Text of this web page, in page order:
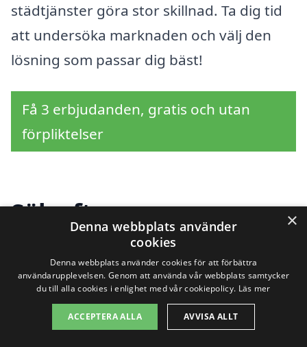
städtjänster göra stor skillnad. Ta dig tid
att undersöka marknaden och välj den
lösning som passar dig bäst!
Få 3 erbjudanden, gratis och utan
förpliktelser
Sök efter en
professionell för
städhjälp i andra städer
nära Färjestaden
×
Denna webbplats använder
cookies
Denna webbplats använder cookies för att förbättra
användarupplevelsen. Genom att använda vår webbplats samtycker
du till alla cookies i enlighet med vår cookiepolicy. Läs mer
ACCEPTERA ALLA AVVISA ALLT